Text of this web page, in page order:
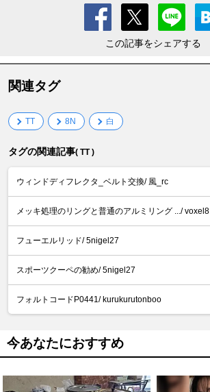
この記事をシェアする
関連タグ
TT 8N 白
タグの関連記事( TT )
ウィンドディフレクタ_ベルト交換/ 風_rc
メッキ処理のリングと普通のアルミリング .../ voxel8
フューエルリッド/ 5nigel27
スポーツクーペの勧め/ 5nigel27
フォルトコードP0441/ kurukurutonboo
今あなたにおすすめ